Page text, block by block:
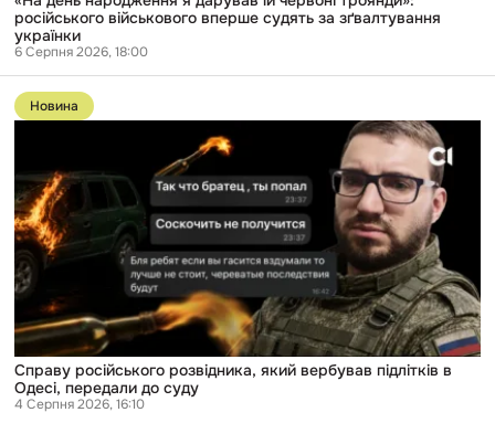
українки
російського військового вперше судять за зґвалтування
українки
6 Серпня 2026, 18:00
Перейти
до
публікації
розвідника,
який
вербував
підлітків
Одесі,
передали
до
Новина
Справу російського розвідника, який вербував підлітків в
Одесі, передали до суду
4 Серпня 2026, 16:10